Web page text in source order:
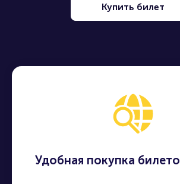
Купить билет
Удобная покупка